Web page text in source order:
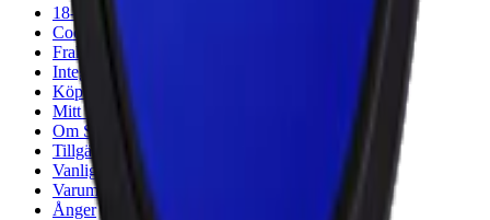
18-årsgräns
Cookiepolicy
Frakt- och leveransvillkor
Integritetspolicy
Köpvillkor
Mitt konto
Om Snuset.se
Tillgänglighetsredogörelse
Vanliga frågor
Varumärken
Ånger